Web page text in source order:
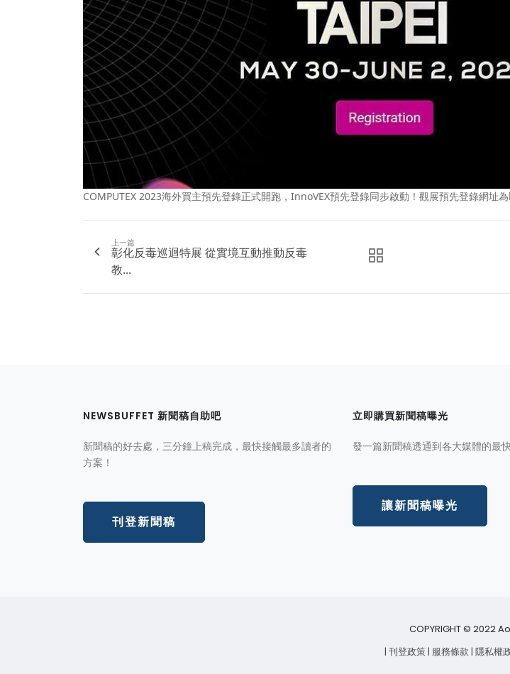
COMPUTEX 2023海外買主預先登錄正式開跑，InnoVEX預先登錄同步啟動！觀展預先登錄網址
上一篇
彰化反毒巡迴特展 從實境互動推動反毒
教...
NEWSBUFFET 新聞稿自助吧
新聞稿的好去處，三分鐘上稿完成，最快接觸最多讀者的
方案！
刊登新聞稿
立即購買新聞稿曝光
發一篇新聞稿透通到各大媒體的最
讓新聞稿曝光
COPYRIGHT © 2022
| 刊登政策| 服務條款 | 隱私權